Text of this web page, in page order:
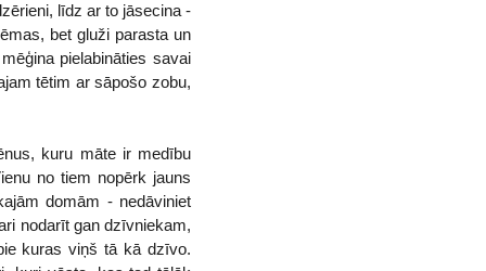
līdz ar to jāsecina -
bet gluži parasta un
pielabināties savai
tētim ar sāpošo zobu,
kuru māte ir medību
no tiem nopērk jauns
domām - nedāviniet
nodarīt gan dzīvniekam,
kuras viņš tā kā dzīvo.